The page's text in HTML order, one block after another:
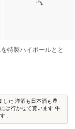
特製ハイボールとと
した 洋酒も日本酒も豊
は行かせて貰います 牛
...